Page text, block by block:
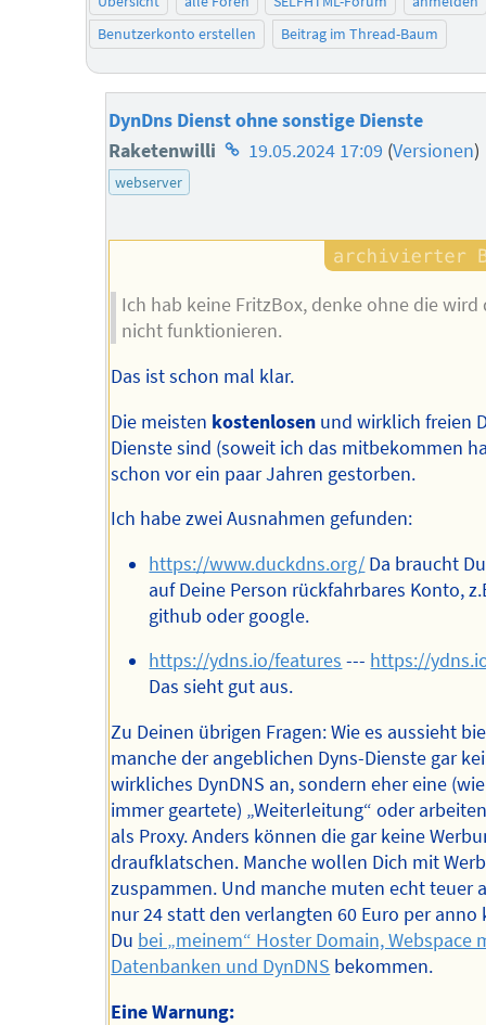
Benutzerkonto erstellen
Beitrag im Thread-Baum
DynDns Dienst ohne sonstige Dienste
Raketenwilli Homepage
19.05.2024 17:09 (Versionen)
webserver
Ich hab keine FritzBox, denke ohne die wird
nicht funktionieren.
Das ist schon mal klar.
Die meisten kostenlosen und wirklich freien
Dienste sind (soweit ich das mitbekommen
schon vor ein paar Jahren gestorben.
Ich habe zwei Ausnahmen gefunden:
https://www.duckdns.org/ Da braucht
auf Deine Person rückfahrbares Konto,
github oder google.
https://ydns.io/features --- https://
Das sieht gut aus.
Zu Deinen übrigen Fragen: Wie es aussieht
manche der angeblichen Dyns-Dienste gar
wirkliches DynDNS an, sondern eher eine
immer geartete) „Weiterleitung“ oder
als Proxy. Anders können die gar keine
draufklatschen. Manche wollen Dich mit
zuspammen. Und manche muten echt teuer
nur 24 statt den verlangten 60 Euro per anno
Du bei „meinem“ Hoster Domain, Webspace
Datenbanken und DynDNS bekommen.
Eine Warnung: